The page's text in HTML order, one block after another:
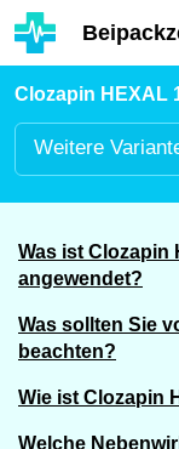
Hauptinhalt
Clozapin HEXAL
Weitere
Was ist Clozapin
angewendet?
Was sollten Sie
beachten?
Wie ist Clozapin
Welche